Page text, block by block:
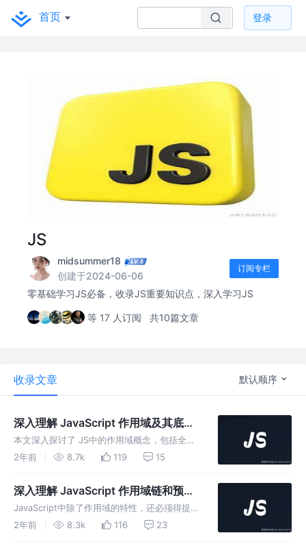
首页 登录
JS
midsummer18
创建于2024-06-06
订阅专栏
零基础学习JS必备，收录JS重要知识点，深入学习JS
等 17 人订阅 共10篇文章
收录文章 默认顺序
深入理解 JavaScript 作用域及其底层
逻辑
本文深入探讨了 JS中的作用域概念，包括全局
作用域、函数作用域和块级作用域。通过对作用
欺骗等内容的分析，帮助理解 JS代码的执行过
程和作用域相关概念
2年前 8.7k 119 15
深入理解 JavaScript 作用域链和预编
译
JavaScript中除了作用域的特性，还必须得提的
是作用域链和预编译。本文我会尽我所能用最简
2年前 8.3k 116 23